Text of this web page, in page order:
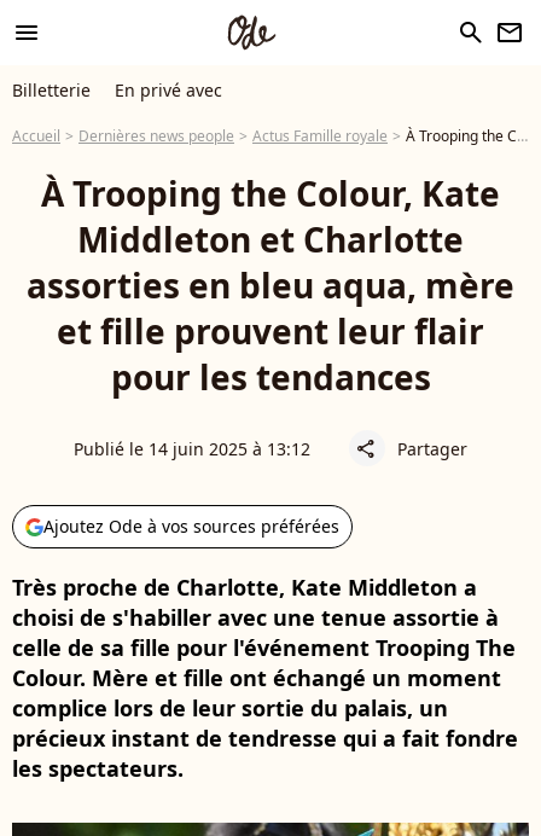
menu search newsletter
Billetterie En privé avec
Accueil Dernières news people Actus Famille royale À Trooping the Colour, Kate Middleton et Charlotte assorties en bleu aqua, mère et fille prouvent leur flair pour les tendances
À Trooping the Colour, Kate
Middleton et Charlotte
assorties en bleu aqua, mère
et fille prouvent leur flair
pour les tendances
Publié le 14 juin 2025 à 13:12 share Partager
Ajoutez Ode à vos sources préférées
Très proche de Charlotte, Kate Middleton a
choisi de s'habiller avec une tenue assortie à
celle de sa fille pour l'événement Trooping The
Colour. Mère et fille ont échangé un moment
complice lors de leur sortie du palais, un
précieux instant de tendresse qui a fait fondre
les spectateurs.